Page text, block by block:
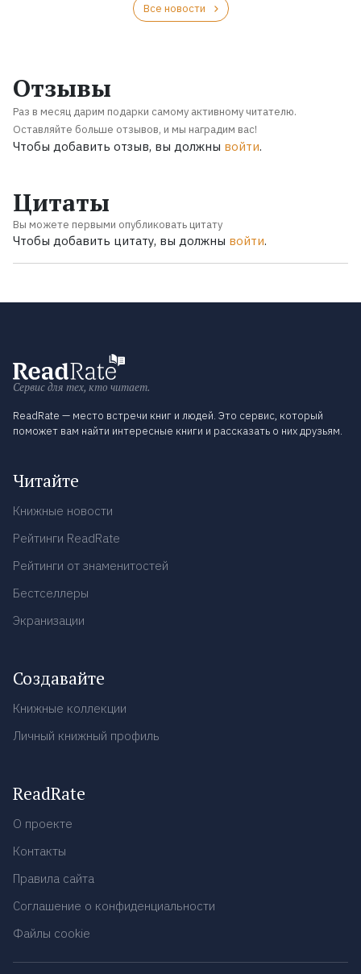
Все новости
Отзывы
Раз в месяц дарим подарки самому активному читателю.
Оставляйте больше отзывов, и мы наградим вас!
Чтобы добавить отзыв, вы должны войти.
Цитаты
Вы можете первыми опубликовать цитату
Чтобы добавить цитату, вы должны войти.
Сервис для тех, кто читает.
ReadRate — место встречи книг и людей. Это сервис, который
поможет вам найти интересные книги и рассказать о них друзьям.
Читайте
Книжные новости
Рейтинги ReadRate
Рейтинги от знаменитостей
Бестселлеры
Экранизации
Создавайте
Книжные коллекции
Личный книжный профиль
ReadRate
О проекте
Контакты
Правила сайта
Соглашение о конфиденциальности
Файлы cookie